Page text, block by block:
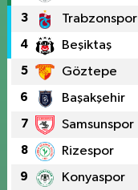
3 Trabzonspor
4 Beşiktaş
5 Göztepe
6 Başakşehir
7 Samsunspor
8 Rizespor
9 Konyaspor